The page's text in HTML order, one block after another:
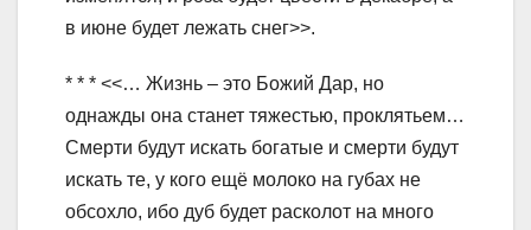
в июне будет лежать снег>>.
* * * <<… Жизнь – это Божий Дар, но
однажды она станет тяжестью, проклятьем…
Смерти будут искать богатые и смерти будут
искать те, у кого ещё молоко на губах не
обсохло, ибо дуб будет расколот на много